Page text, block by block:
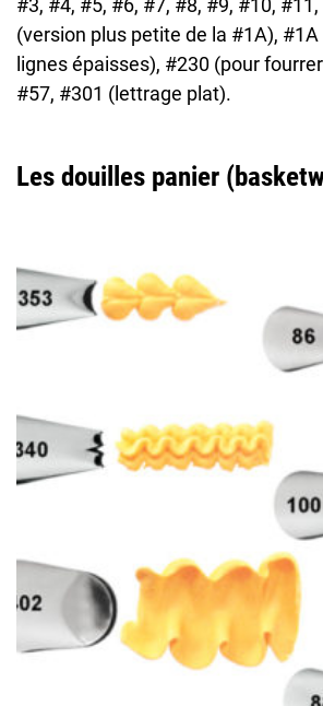
#3, #4, #5, #6, #7, #8, #9, #10,
(version plus petite de la #1A),
lignes épaisses), #230 (pour
#57, #301 (lettrage plat).
Les douilles panier